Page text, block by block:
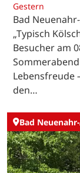
Gestern
Bad
„Typisch
Besucher am
Lebensfreude
den…
Bad